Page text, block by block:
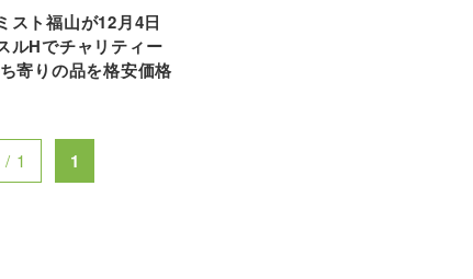
スト福山が12月4日
ルHでチャリティー
寄りの品を格安価格
/ 1 1